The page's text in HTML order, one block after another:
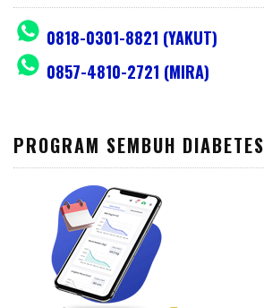
0818-0301-8821 (YAKUT)
0857-4810-2721 (MIRA)
PROGRAM SEMBUH DIABETES